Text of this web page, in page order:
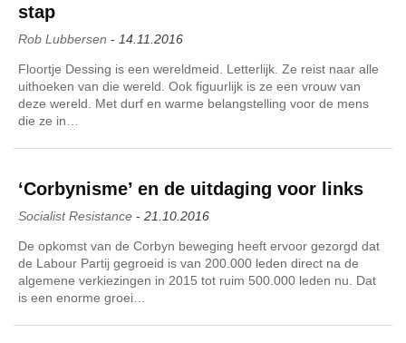
stap
Rob Lubbersen - 14.11.2016
Floortje Dessing is een wereldmeid. Letterlijk. Ze reist naar alle
uithoeken van die wereld. Ook figuurlijk is ze een vrouw van
deze wereld. Met durf en warme belangstelling voor de mens
die ze in…
‘Corbynisme’ en de uitdaging voor links
Socialist Resistance - 21.10.2016
De opkomst van de Corbyn beweging heeft ervoor gezorgd dat
de Labour Partij gegroeid is van 200.000 leden direct na de
algemene verkiezingen in 2015 tot ruim 500.000 leden nu. Dat
is een enorme groei…